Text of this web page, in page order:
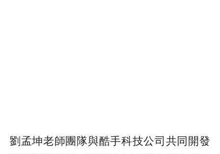
劉孟坤老師團隊與酷手科技公司共同開發